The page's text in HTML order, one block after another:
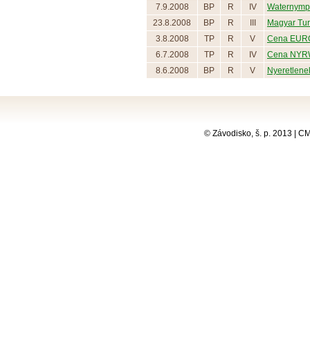
7.9.2008
BP R IV
23.8.2008
BP R
Magyar
3.8.2008
TP R V
Cena
6.7.2008
TP R IV
Cena
8.6.2008
BP R V
© Závodisko, š. p. 2013 |